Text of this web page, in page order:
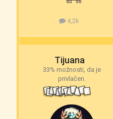
4,2k
Tijuana
33% možnosti, da je
privlačen.